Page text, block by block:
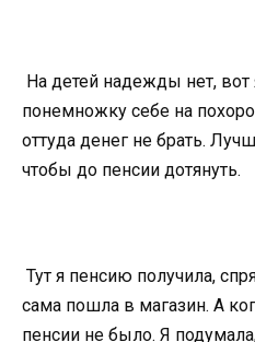
На детей надежды нет,
понемножку себе на
оттуда денег не брать.
чтобы до пенсии дотянуть.
Тут я пенсию получила,
сама пошла в магазин. А
пенсии не было. Я